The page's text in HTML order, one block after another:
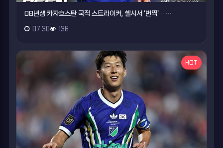
08년생 카자흐스탄 국적 스트라이커, 첼시서 '번쩍'……
07.30 136
HOT